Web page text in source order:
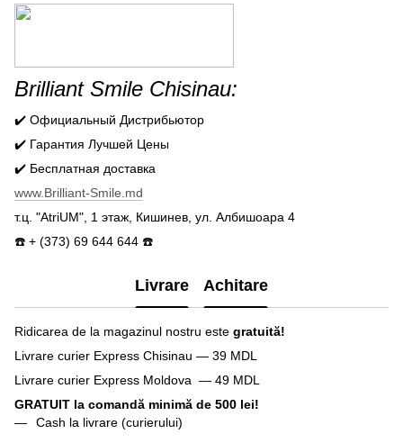
Brilliant Smile Chisinau:
✔️ Официальный Дистрибьютор
✔️ Гарантия Лучшей Цены
✔️ Бесплатная доставка
www.Brilliant-Smile.md
т.ц. "AtriUM", 1 этаж, Кишинев, ул. Албишоара 4
☎️ + (373) 69 644 644 ☎️
Livrare Achitare
Ridicarea de la magazinul nostru este gratuită!
Livrare curier Express Chisinau — 39 MDL
Livrare curier Express Moldova — 49 MDL
GRATUIT la comandă minimă de 500 lei!
Cash la livrare (curierului)